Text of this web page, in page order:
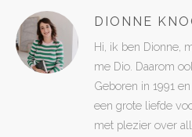
DIONNE
Hi, ik ben Dionne,
me Dio. Daarom
Geboren in 1991
een grote liefde
met plezier over